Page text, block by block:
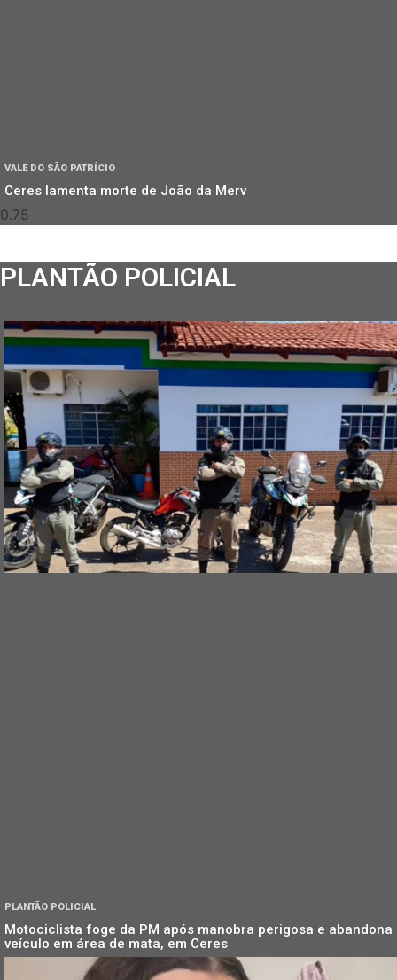
VALE DO SÃO PATRÍCIO
Ceres lamenta morte de João da Merv
PLANTÃO POLICIAL
PLANTÃO POLICIAL
Motociclista foge da PM após manobra perigosa e abandona
veículo em área de mata, em Ceres